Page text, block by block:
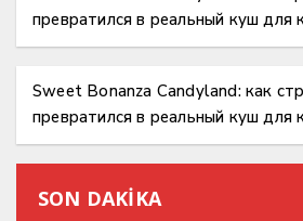
превратился в реальный куш для
игроков
Sweet Bonanza Candyland: как
превратился в реальный куш для
игроков
SON DAKİKA